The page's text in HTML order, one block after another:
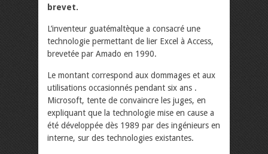
brevet.
L’inventeur guatémaltèque a consacré une
technologie permettant de lier Excel à Access,
brevetée par Amado en 1990.
Le montant correspond aux dommages et aux
utilisations occasionnés pendant six ans .
Microsoft, tente de convaincre les juges, en
expliquant que la technologie mise en cause a
été développée dès 1989 par des ingénieurs en
interne, sur des technologies existantes.